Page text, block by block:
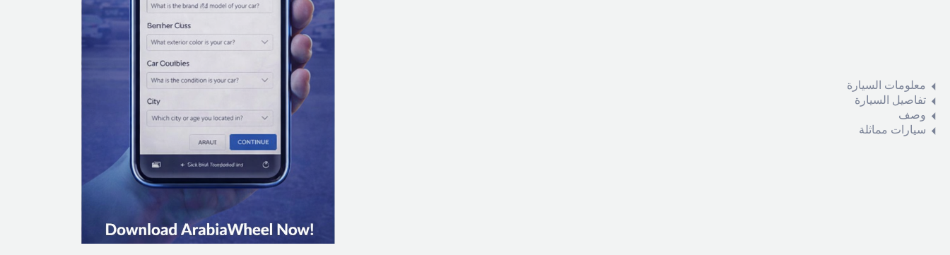
معلومات السيارة
تفاصيل السيارة
وصف
سيارات مماثلة